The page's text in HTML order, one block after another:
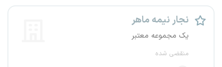
نجار نیمه ماهر
یک مجموعه معتبر
منقضی شده